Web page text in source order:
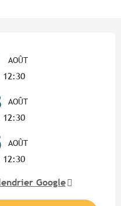
AOÛT
12:30
AOÛT
12:30
AOÛT
12:30
Google